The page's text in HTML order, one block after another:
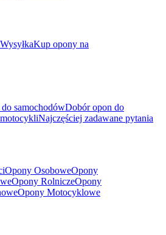
WysyłkaKup opony na
samochodówDobór opon do
Najczęściej zadawane pytania
Opony OsoboweOpony
Opony RolniczeOpony
Opony Motocyklowe